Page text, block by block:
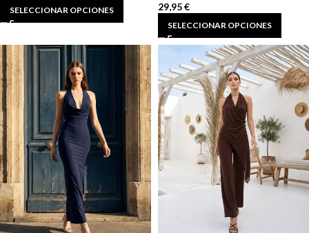
SELECCIONAR OPCIONES 29,95€
SELECCIONAR OPCIONES